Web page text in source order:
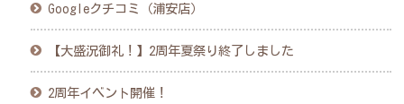
Googleクチコミ（浦安店）
【大盛況御礼！】2周年夏祭り終了しました
2周年イベント開催！